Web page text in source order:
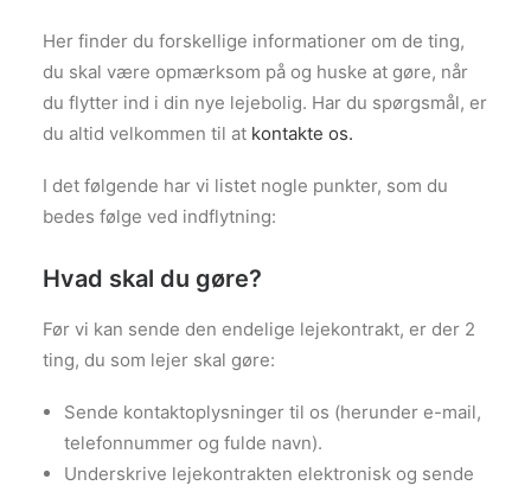
Her finder du forskellige informationer om de ting,
du skal være opmærksom på og huske at gøre, når
du flytter ind i din nye lejebolig. Har du spørgsmål, er
du altid velkommen til at kontakte os.
I det følgende har vi listet nogle punkter, som du
bedes følge ved indflytning:
Hvad skal du gøre?
Før vi kan sende den endelige lejekontrakt, er der 2
ting, du som lejer skal gøre:
Sende kontaktoplysninger til os (herunder e-mail,
telefonnummer og fulde navn).
Underskrive lejekontrakten elektronisk og sende